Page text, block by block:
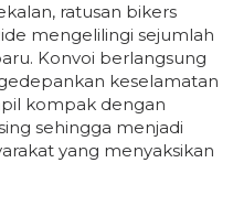
ratusan bikers
mengelilingi sejumlah
Konvoi berlangsung
keselamatan
kompak dengan
sehingga menjadi
yang menyaksikan